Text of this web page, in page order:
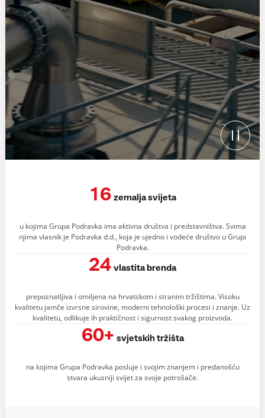
16 zemalja svijeta
u kojima Grupa Podravka ima aktivna društva i predstavništva. Svima
njima vlasnik je Podravka d.d., koja je ujedno i vodeće društvo u Grupi
Podravka.
24 vlastita brenda
prepoznatljiva i omiljena na hrvatskom i stranim tržištima. Visoku
kvalitetu jamče izvrsne sirovine, moderni tehnološki procesi i znanje. Uz
kvalitetu, odlikuje ih praktičnost i sigurnost svakog proizvoda.
60+ svjetskih tržišta
na kojima Grupa Podravka posluje i svojim znanjem i predanošću
stvara ukusniji svijet za svoje potrošače.